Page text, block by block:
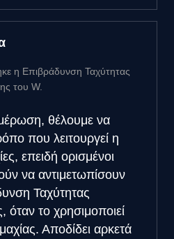
η Επιβράδυνση Ταχύτητας
του W.
θέλουμε να
που λειτουργεί η
επειδή ορισμένοι
να αντιμετωπίσουν
Ταχύτητας
όταν το χρησιμοποιεί
Αποδίδει αρκετά